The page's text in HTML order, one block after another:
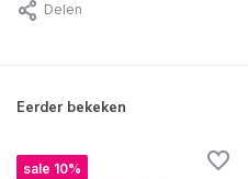
Delen
Eerder bekeken
sale 10%